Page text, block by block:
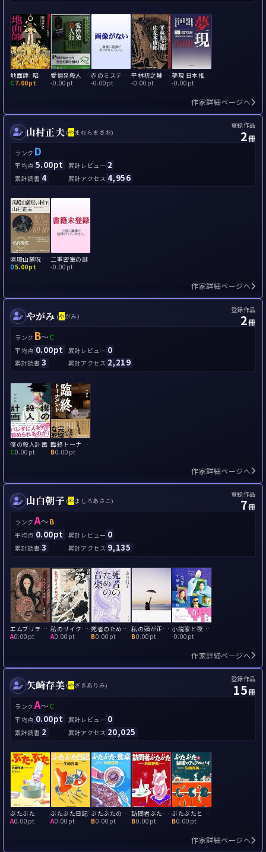
地面師: 昭和ミステリールネサンス
C7.00pt
愛憎発殺人行 鉄道ミステリー名作館
-0.00pt
赤のミステリー 女性ミステリー作家傑作選
-0.00pt
平林初之輔 佐左木俊郎: ミステリー・レガシー
-0.00pt
夢現 日本推理作家協会70周年アンソロジー
-0.00pt
作家詳細ページへ
山村正夫 (やまむらまさお)
登録作品
2冊
ランク D
平均点 5.00pt 累計レビュー 2
累計読書 4 累計アクセス 4,956
湯殿山麓呪い村
D5.00pt
二重密室の謎
-0.00pt
作家詳細ページへ
やがみ (やがみ)
登録作品
2冊
ランク B～C
平均点 0.00pt 累計レビュー 0
累計読書 3 累計アクセス 2,219
僕の殺人計画
C0.00pt
臨終トーナメント
B0.00pt
作家詳細ページへ
山白朝子 (やましろあさこ)
登録作品
7冊
ランクA～B
平均点 0.00pt 累計レビュー 0
累計読書 3 累計アクセス 9,135
エムブリヲ奇譚
A0.00pt
私のサイクロプス
A0.00pt
死者のための音楽
B0.00pt
私の頭が正常であったなら
B0.00pt
小説家と夜の境界
-0.00pt
作家詳細ページへ
矢崎存美 (やざきありみ)
登録作品
15冊
ランクA～C
平均点 0.00pt 累計レビュー 0
累計読書 2 累計アクセス 20,025
ぶたぶた
A0.00pt
ぶたぶた日記
A0.00pt
ぶたぶたの食卓
B0.00pt
訪問者ぶたぶた
B0.00pt
ぶたぶたと秘密のアップルパイ
B0.00pt
作家詳細ページへ